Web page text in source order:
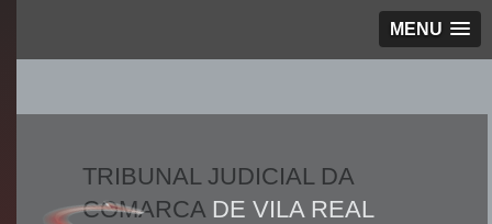
MENU
TRIBUNAL JUDICIAL DA
COMARCADE VILA REAL